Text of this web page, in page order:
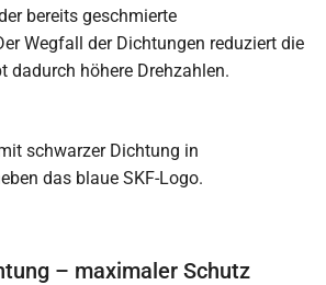
bereits geschmierte
Wegfall der Dichtungen reduziert die
dadurch höhere Drehzahlen.
– maximaler Schutz